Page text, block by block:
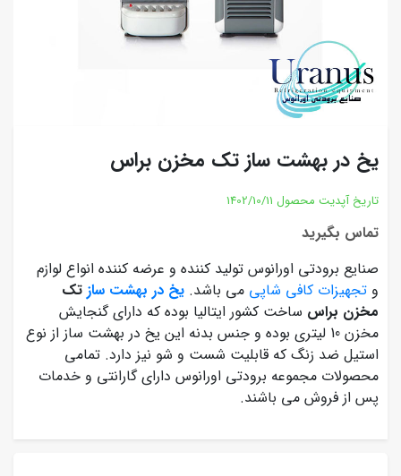
یخ در بهشت ساز تک مخزن براس
تاریخ آپدیت محصول 1402/10/11
تماس بگیرید
صنایع برودتی اورانوس تولید کننده و عرضه کننده انواع لوازم
و تجهیزات کافی شاپی می باشد. یخ در بهشت ساز تک
مخزن براس ساخت کشور ایتالیا بوده که دارای گنجایش
مخزن 10 لیتری بوده و جنس بدنه این یخ در بهشت ساز از نوع
استیل ضد زنگ که قابلیت شست و شو نیز دارد. تمامی
محصولات مجموعه برودتی اورانوس دارای گارانتی و خدمات
پس از فروش می باشند.